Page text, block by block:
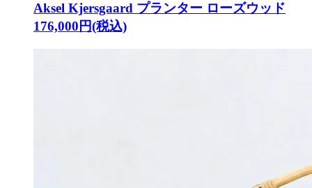
Aksel Kjersgaard プランター ローズウッド
176,000円(税込)